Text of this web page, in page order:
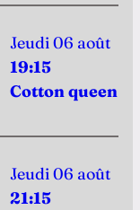
Jeudi 06 août
19:15
Cotton queen
Jeudi 06 août
21:15